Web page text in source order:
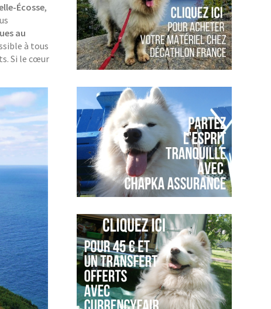
Écosse,
au
à tous
Si le cœur